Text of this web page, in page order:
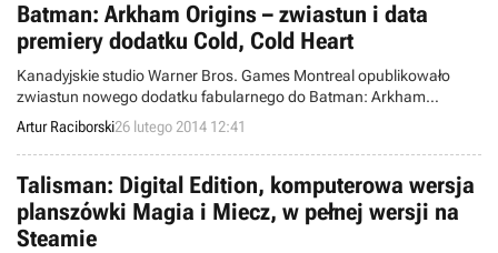
Batman: Arkham Origins – zwiastun i data
premiery dodatku Cold, Cold Heart
Kanadyjskie studio Warner Bros. Games Montreal opublikowało
zwiastun nowego dodatku fabularnego do Batman: Arkham
Origins. W DLC staniemy do walki z jednym z najsławniejszych
arcywrogów Człowieka-Nietoperza – Mr. Freezem. Dodatek ukaże
się 22 kwietnia.
Artur Raciborski26 lutego 2014 12:41
Talisman: Digital Edition, komputerowa wersja
planszówki Magia i Miecz, w pełnej wersji na
Steamie